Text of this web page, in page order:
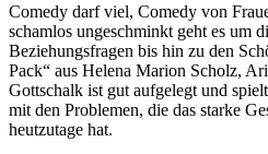
Comedy darf viel, Comedy von
schamlos ungeschminkt geht es um
Beziehungsfragen bis hin zu den
Pack“ aus Helena Marion Scholz,
Gottschalk ist gut aufgelegt und
mit den Problemen, die das starke
heutzutage hat.